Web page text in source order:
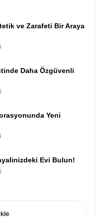
ve Zarafeti Bir Araya
Daha Özgüvenli
Yeni
Evi Bulun!